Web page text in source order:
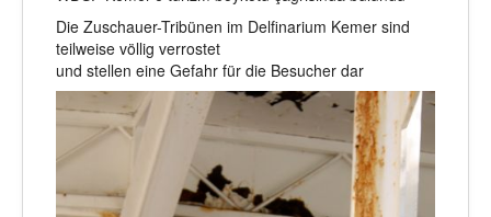
Die Zuschauer-Tribünen im Delfinarium Kemer sind
teilweise völlig verrostet
und stellen eine Gefahr für die Besucher dar